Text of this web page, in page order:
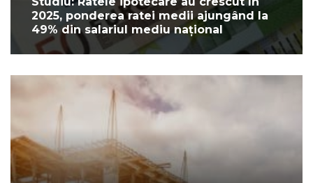
2025, ponderea ratei medii ajungând la
49% din salariul mediu național